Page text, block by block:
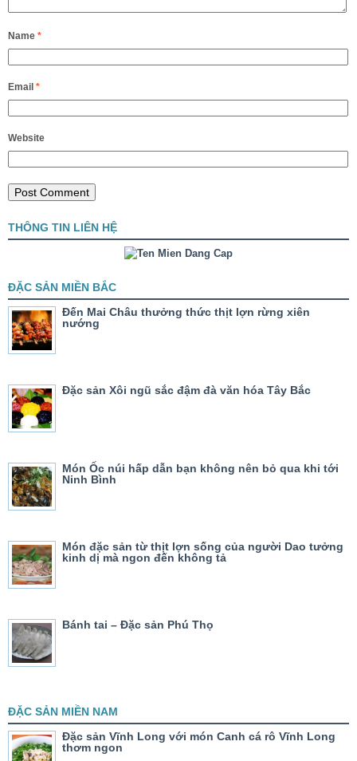
Name *
Email *
Website
THÔNG TIN LIÊN HỆ
ĐẶC SẢN MIỀN BẮC
Đến Mai Châu thưởng thức thịt lợn rừng xiên
nướng
Đặc sản Xôi ngũ sắc đậm đà văn hóa Tây Bắc
Món Ốc núi hấp dẫn bạn không nên bỏ qua khi tới
Ninh Bình
Món đặc sản từ thịt lợn sống của người Dao tưởng
kinh dị mà ngon đến không tả
Bánh tai – Đặc sản Phú Thọ
ĐẶC SẢN MIỀN NAM
Đặc sản Vĩnh Long với món Canh cá rô Vĩnh Long
thơm ngon